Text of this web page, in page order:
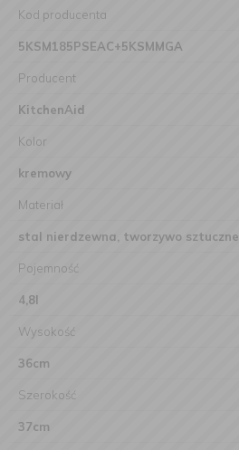
Kod producenta
5KSM185PSEAC+5KSMMGA
Producent
KitchenAid
Kolor
kremowy
Materiał
stal nierdzewna, tworzywo sztuczne
Pojemność
4,8l
Wysokość
36cm
Szerokość
37cm